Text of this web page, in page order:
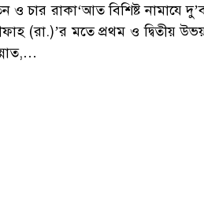
চার রাকা‘আত বিশিষ্ট নামাযে
(রা.)’র মতে প্রথম ও দ্বিতীয়